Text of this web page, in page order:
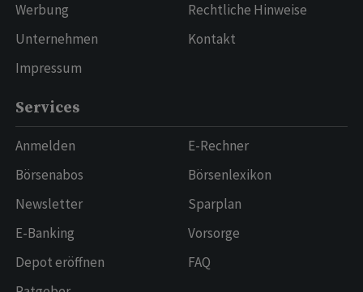
Werbung
Unternehmen
Impressum
Rechtliche Hinweise
Kontakt
Services
Anmelden
Börsenabos
Newsletter
E-Banking
Depot eröffnen
E-Rechner
Börsenlexikon
Sparplan
Vorsorge
FAQ